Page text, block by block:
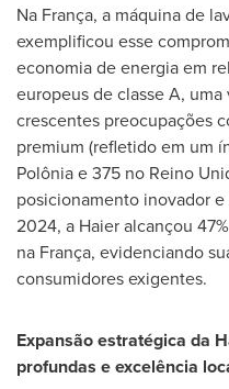
Na França, a máquina de
exemplificou esse
economia de energia em
europeus de classe A,
crescentes preocupações
premium (refletido em um
Polônia e 375 no Reino
posicionamento inovador
2024, a Haier alcançou
na França, evidenciando
consumidores exigentes.
Expansão estratégica da
profundas e excelência